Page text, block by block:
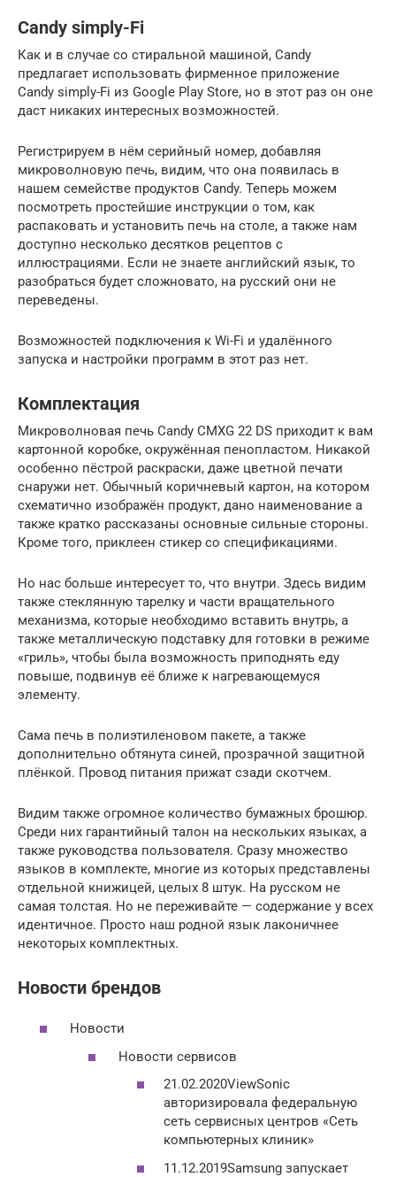
Candy simply-Fi
Как и в случае со стиральной машиной, Candy
предлагает использовать фирменное приложение
Candy simply-Fi из Google Play Store, но в этот раз он оне
даст никаких интересных возможностей.
Регистрируем в нём серийный номер, добавляя
микроволновую печь, видим, что она появилась в
нашем семействе продуктов Candy. Теперь можем
посмотреть простейшие инструкции о том, как
распаковать и установить печь на столе, а также нам
доступно несколько десятков рецептов с
иллюстрациями. Если не знаете английский язык, то
разобраться будет сложновато, на русский они не
переведены.
Возможностей подключения к Wi-Fi и удалённого
запуска и настройки программ в этот раз нет.
Комплектация
Микроволновая печь Candy CMXG 22 DS приходит к вам
картонной коробке, окружённая пенопластом. Никакой
особенно пёстрой раскраски, даже цветной печати
снаружи нет. Обычный коричневый картон, на котором
схематично изображён продукт, дано наименование а
также кратко рассказаны основные сильные стороны.
Кроме того, приклеен стикер со спецификациями.
Но нас больше интересует то, что внутри. Здесь видим
также стеклянную тарелку и части вращательного
механизма, которые необходимо вставить внутрь, а
также металлическую подставку для готовки в режиме
«гриль», чтобы была возможность приподнять еду
повыше, подвинув её ближе к нагревающемуся
элементу.
Сама печь в полиэтиленовом пакете, а также
дополнительно обтянута синей, прозрачной защитной
плёнкой. Провод питания прижат сзади скотчем.
Видим также огромное количество бумажных брошюр.
Среди них гарантийный талон на нескольких языках, а
также руководства пользователя. Сразу множество
языков в комплекте, многие из которых представлены
отдельной книжицей, целых 8 штук. На русском не
самая толстая. Но не переживайте — содержание у всех
идентичное. Просто наш родной язык лаконичнее
некоторых комплектных.
Новости брендов
Новости
Новости сервисов
21.02.2020ViewSonic
авторизировала федеральную
сеть сервисных центров «Сеть
компьютерных клиник»
11.12.2019Samsung запускает